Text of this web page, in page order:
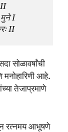
II
मुने I
II
सोळावर्षांची
आहे.
तेजाप्रमाणे
रत्नमय आभूषणे